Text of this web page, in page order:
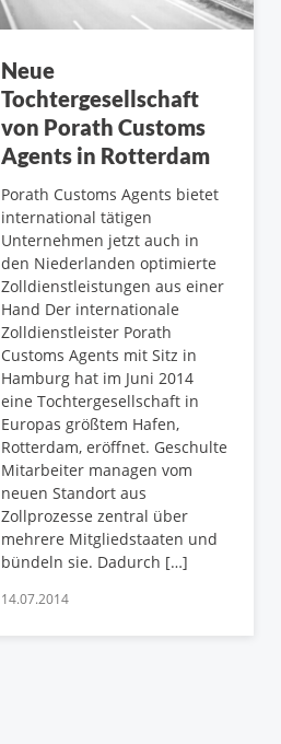
Neue
Tochtergesellschaft
von Porath Customs
Agents in Rotterdam
Porath Customs Agents bietet
international tätigen
Unternehmen jetzt auch in
den Niederlanden optimierte
Zolldienstleistungen aus einer
Hand Der internationale
Zolldienstleister Porath
Customs Agents mit Sitz in
Hamburg hat im Juni 2014
eine Tochtergesellschaft in
Europas größtem Hafen,
Rotterdam, eröffnet. Geschulte
Mitarbeiter managen vom
neuen Standort aus
Zollprozesse zentral über
mehrere Mitgliedstaaten und
bündeln sie. Dadurch […]
14.07.2014